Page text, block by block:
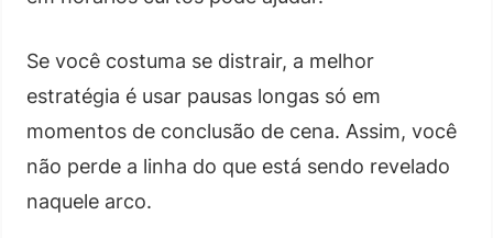
Se você costuma se distrair, a melhor
estratégia é usar pausas longas só em
momentos de conclusão de cena. Assim, você
não perde a linha do que está sendo revelado
naquele arco.